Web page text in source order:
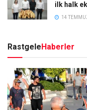
ilk halk
14
Rastgele Haberler